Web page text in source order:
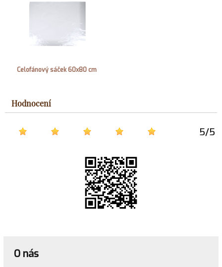
Hodnocení
5/5
Celofánový sáček 60x80 cm
O nás